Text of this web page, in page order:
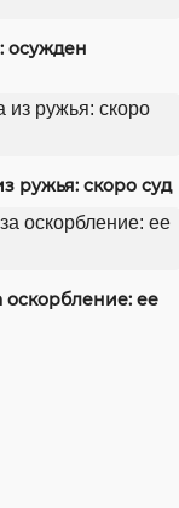
осужден
ружья: скоро суд
ее